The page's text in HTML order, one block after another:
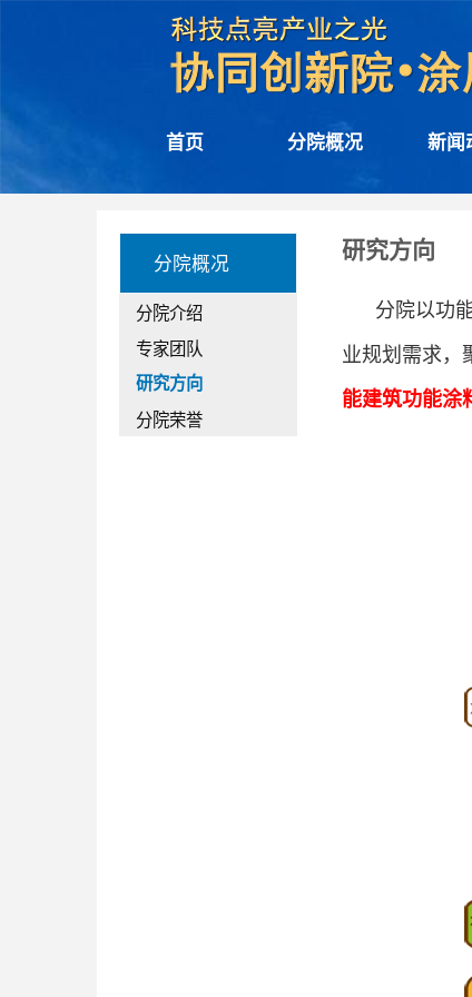
首页 分院概况 新闻
分院概况
分院介绍
专家团队
研究方向
分院荣誉
研究方向
分院以功
业规划需求，
能建筑功能涂